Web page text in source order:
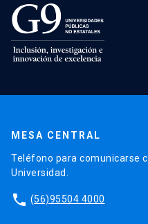
MESA CENTRAL
Teléfono para comunicarse
Universidad.
phone (56)95504 4000